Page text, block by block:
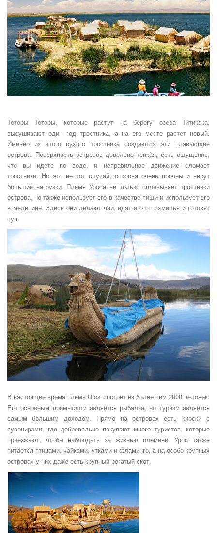
Тоторы Тоторы, которые растут на берегу озера Титикака,
высушивают один год тростника, а на его месте растет новый.
Именно из этого сухого тростника создаются эти плавающие
острова. Поверхность островов довольно тонкая, есть ощущение,
что вы идете по воде, и неправильное движение сломает
тростники. Но это не тот случай, острова очень прочны и несут
большие нагрузки. Племя Уроса не только сплевывает тростники
острова, но также использует его в качестве пищи и использует его
в медицине. Здесь они делают чай, едят его с похмелья и готовят
суп.
В настоящее время племя Uros состоит из более чем 2000 человек.
Его основным промыслом является рыбалка, но туризм является
самым большим доходом. Прямо на островах есть киоски с
сувенирами, где добровольно покупают много туристов, которые
приезжают, чтобы наблюдать за жизнью племени. Урос также
питается птицами, чайками, утками и фламинго, а на особо крупных
островах у них даже есть крупный рогатый скот.